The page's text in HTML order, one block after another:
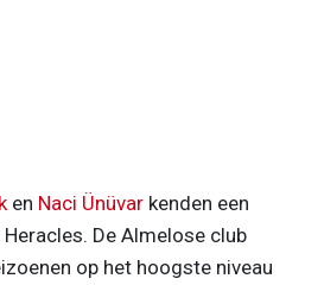
en Naci Ünüvar kenden een
De Almelose club
op het hoogste niveau